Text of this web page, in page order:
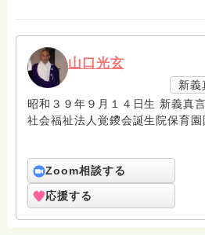
山口光玄
新義
昭和３９年９月１４日生 新義真
社会福祉法人覚鑁会誕生院保育園
Zoom相談する
応援する